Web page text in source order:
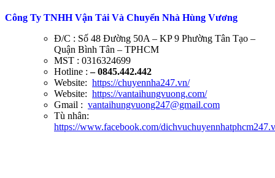
Công Ty TNHH Vận Tải Và Chuyển Nhà Hùng Vương
Đ/C : Số 48 Đường 50A – KP 9 Phường Tân Tạo –
Quận Bình Tân – TPHCM
MST : 0316324699
Hotline :– 0845.442.442
Website: https://chuyennha247.vn/
Website: https://vantaihungvuong.com/
Gmail : vantaihungvuong247@gmail.com
Tù nhân:
https://www.facebook.com/